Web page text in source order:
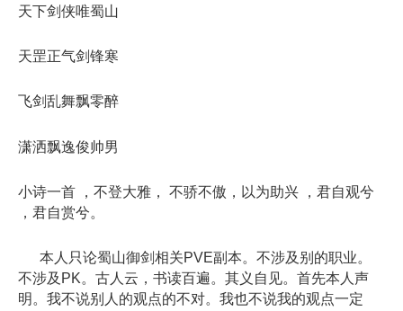
天下剑侠唯蜀山
天罡正气剑锋寒
飞剑乱舞飘零醉
潇洒飘逸俊帅男
小诗一首 ，不登大雅， 不骄不傲，以为助兴 ，君自观兮
，君自赏兮。
本人只论蜀山御剑相关PVE副本。不涉及别的职业。
不涉及PK。古人云，书读百遍。其义自见。首先本人声
明。我不说别人的观点的不对。我也不说我的观点一定